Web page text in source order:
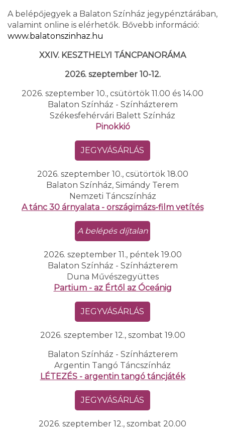
A belépőjegyek a Balaton Színház jegypénztárában,
valamint online is elérhetők. Bővebb információ:
www.balatonszinhaz.hu
XXIV. KESZTHELYI TÁNCPANORÁMA
2026. szeptember 10-12.
2026. szeptember 10., csütörtök 11.00 és 14.00
Balaton Színház - Színházterem
Székesfehérvári Balett Színház
Pinokkió
JEGYVÁSÁRLÁS
2026. szeptember 10., csütörtök 18.00
Balaton Színház, Simándy Terem
Nemzeti Táncszínház
A tánc 30 árnyalata - országimázs-film vetítés
A belépés díjtalan
2026. szeptember 11., péntek 19.00
Balaton Színház - Színházterem
Duna Művészegyüttes
Partium - az Értől az Óceánig
JEGYVÁSÁRLÁS
2026. szeptember 12., szombat 19.00
Balaton Színház - Színházterem
Argentin Tangó Táncszínház
LÉTEZÉS - argentin tangó táncjáték
JEGYVÁSÁRLÁS
2026. szeptember 12., szombat 20.00